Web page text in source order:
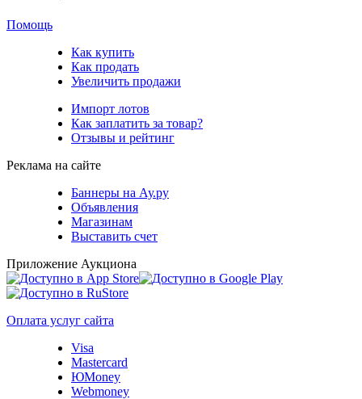
Помощь
Как купить
Как продать
Увеличить продажи
Импорт лотов
Как заплатить за товар?
Отзывы и рейтинг
Реклама на сайте
Баннеры на Ау.ру
Объявления
Магазинам
Выставить счет
Приложение Аукциона
Оплата услуг сайта
Visa
Mastercard
ЮMoney
Webmoney